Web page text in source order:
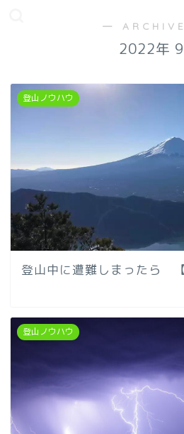
―
2022年
登山ノウハウ
登山中に遭難しまったら 【
登山ノウハウ